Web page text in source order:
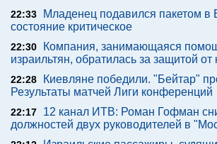
22:33
Младенец подавился пакетом в
состояние критическое
22:30
Компания, занимающаяся
израильтян, обратилась за защитой от
22:28
Киевляне победили. "Бейтар"
Результаты матчей Лиги конференций
22:17
12 канал ИТВ: Роман Гофман
должностей двух руководителей в